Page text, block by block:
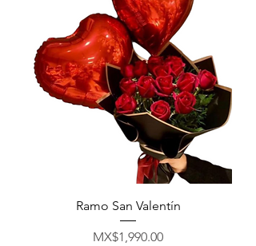
Ramo San Valentín
मूल्य
MX$1,990.00